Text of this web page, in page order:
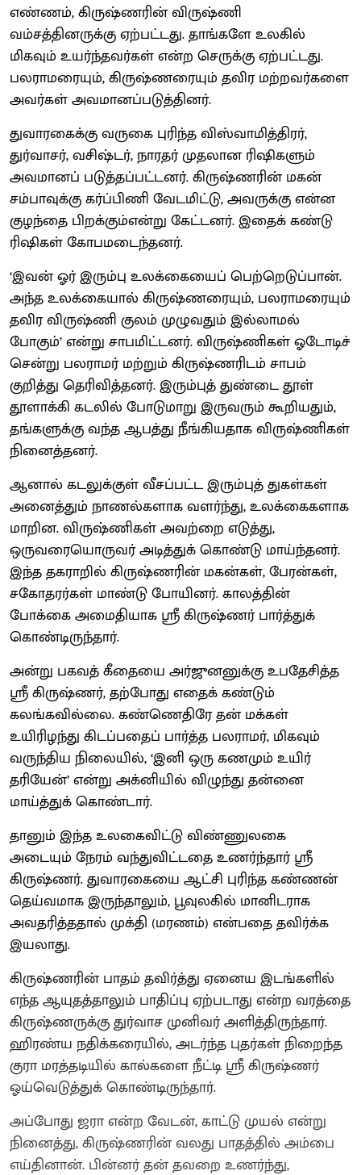
எண்ணம், கிருஷ்ணரின் விருஷ்ணி
வம்சத்தினருக்கு ஏற்பட்டது. தாங்களே உலகில்
மிகவும் உயர்ந்தவர்கள் என்ற செருக்கு ஏற்பட்டது.
பலராமரையும், கிருஷ்ணரையும் தவிர மற்றவர்களை
அவர்கள் அவமானப்படுத்தினர்.
துவாரகைக்கு வருகை புரிந்த விஸ்வாமித்திரர்,
துர்வாசர், வசிஷ்டர், நாரதர் முதலான ரிஷிகளும்
அவமானப் படுத்தப்பட்டனர். கிருஷ்ணரின் மகன்
சம்பாவுக்கு கர்ப்பிணி வேடமிட்டு, அவருக்கு என்ன
குழந்தை பிறக்கும்என்று கேட்டனர். இதைக் கண்டு
ரிஷிகள் கோபமடைந்தனர்.
‘இவன் ஓர் இரும்பு உலக்கையைப் பெற்றெடுப்பான்.
அந்த உலக்கையால் கிருஷ்ணரையும், பலராமரையும்
தவிர விருஷ்ணி குலம் முழுவதும் இல்லாமல்
போகும்’ என்று சாபமிட்டனர். விருஷ்ணிகள் ஓடோடிச்
சென்று பலராமர் மற்றும் கிருஷ்ணரிடம் சாபம்
குறித்து தெரிவித்தனர். இரும்புத் துண்டை தூள்
தூளாக்கி கடலில் போடுமாறு இருவரும் கூறியதும்,
தங்களுக்கு வந்த ஆபத்து நீங்கியதாக விருஷ்ணிகள்
நினைத்தனர்.
ஆனால் கடலுக்குள் வீசப்பட்ட இரும்புத் துகள்கள்
அனைத்தும் நாணல்களாக வளர்ந்து, உலக்கைகளாக
மாறின. விருஷ்ணிகள் அவற்றை எடுத்து,
ஒருவரையொருவர் அடித்துக் கொண்டு மாய்ந்தனர்.
இந்த தகராறில் கிருஷ்ணரின் மகன்கள், பேரன்கள்,
சகோதரர்கள் மாண்டு போயினர். காலத்தின்
போக்கை அமைதியாக ஸ்ரீ கிருஷ்ணர் பார்த்துக்
கொண்டிருந்தார்.
அன்று பகவத் கீதையை அர்ஜுனனுக்கு உபதேசித்த
ஸ்ரீ கிருஷ்ணர், தற்போது எதைக் கண்டும்
கலங்கவில்லை. கண்ணெதிரே தன் மக்கள்
உயிரிழந்து கிடப்பதைப் பார்த்த பலராமர், மிகவும்
வருந்திய நிலையில், ‘இனி ஒரு கணமும் உயிர்
தரியேன்’ என்று அக்னியில் விழுந்து தன்னை
மாய்த்துக் கொண்டார்.
தானும் இந்த உலகைவிட்டு விண்ணுலகை
அடையும் நேரம் வந்துவிட்டதை உணர்ந்தார் ஸ்ரீ
கிருஷ்ணர். துவாரகையை ஆட்சி புரிந்த கண்ணன்
தெய்வமாக இருந்தாலும், பூவுலகில் மானிடராக
அவதரித்ததால் முக்தி (மரணம்) என்பதை தவிர்க்க
இயலாது.
கிருஷ்ணரின் பாதம் தவிர்த்து ஏனைய இடங்களில்
எந்த ஆயுதத்தாலும் பாதிப்பு ஏற்படாது என்ற வரத்தை
கிருஷ்ணருக்கு துர்வாச முனிவர் அளித்திருந்தார்.
ஹிரண்ய நதிக்கரையில், அடர்ந்த புதர்கள் நிறைந்த
குரா மரத்தடியில் கால்களை நீட்டி ஸ்ரீ கிருஷ்ணர்
ஓய்வெடுத்துக் கொண்டிருந்தார்.
அப்போது ஜரா என்ற வேடன், காட்டு முயல் என்று
நினைத்து, கிருஷ்ணரின் வலது பாதத்தில் அம்பை
எய்தினான். பின்னர் தன் தவறை உணர்ந்து,